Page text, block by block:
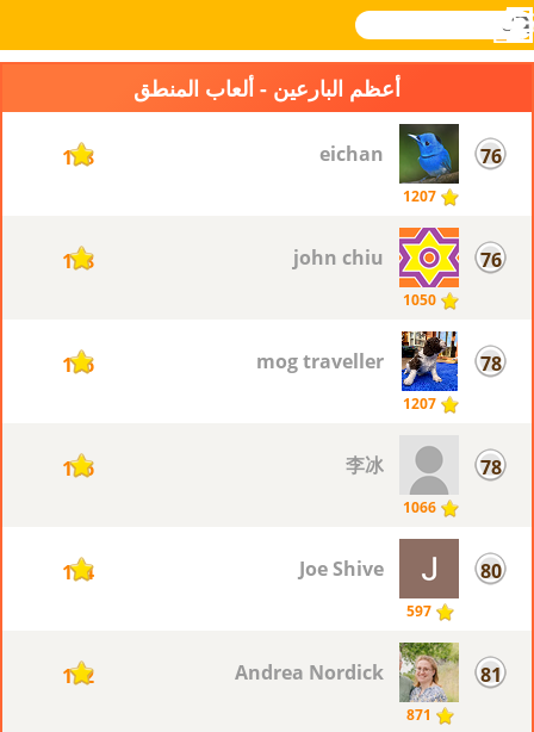
Novel
بحث
تسجيل
القائمة
أعظم البارعين - ألعاب المنطق
76
1207
eichan
118
76
1050
john chiu
118
78
1207
mog traveller
116
78
1066
李冰
116
80
597
Joe Shive
114
81
871
Andrea Nordick
112